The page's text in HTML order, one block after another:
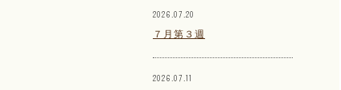
2026.07.20
７月第３週
2026.07.11